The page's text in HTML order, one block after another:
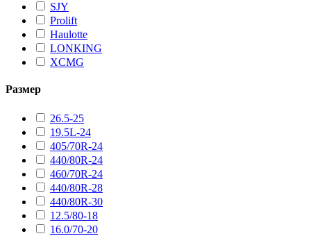
SJY
Prolift
Haulotte
LONKING
XCMG
Размер
26.5-25
19.5L-24
405/70R-24
440/80R-24
460/70R-24
440/80R-28
440/80R-30
12.5/80-18
16.0/70-20